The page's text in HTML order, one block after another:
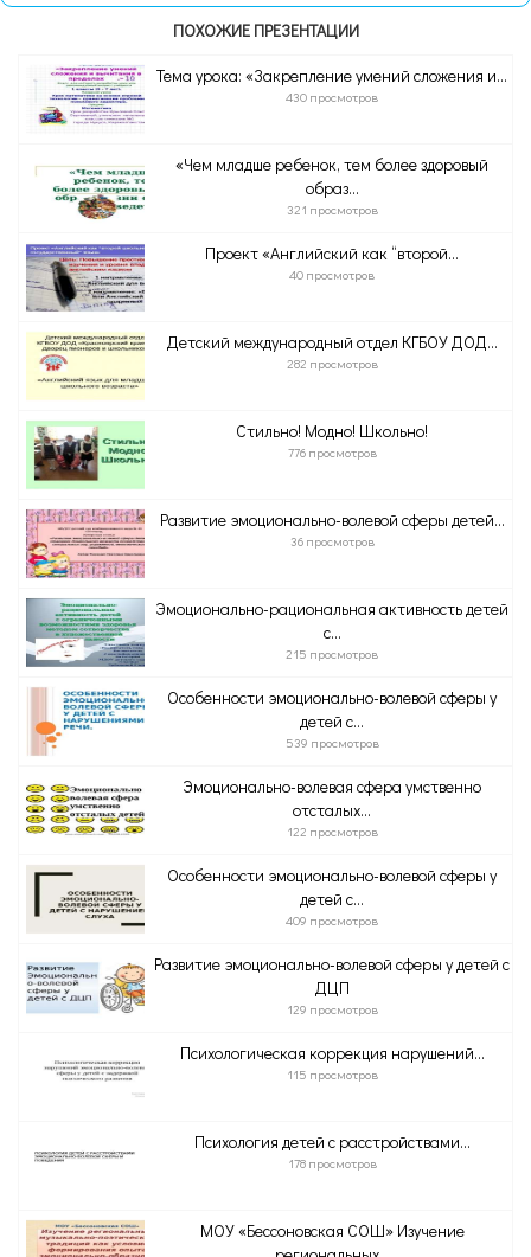
ПОХОЖИЕ ПРЕЗЕНТАЦИИ
Тема урока: «Закрепление умений сложения и...
430 просмотров
«Чем младше ребенок, тем более здоровый
образ...
321 просмотров
Проект «Английский как “второй...
40 просмотров
Детский международный отдел КГБОУ ДОД...
282 просмотров
Стильно! Модно! Школьно!
776 просмотров
Развитие эмоционально-волевой сферы детей...
36 просмотров
Эмоционально-рациональная активность детей
с...
215 просмотров
Особенности эмоционально-волевой сферы у
детей с...
539 просмотров
Эмоционально-волевая сфера умственно
отсталых...
122 просмотров
Особенности эмоционально-волевой сферы у
детей с...
409 просмотров
Развитие эмоционально-волевой сферы у детей с
ДЦП
129 просмотров
Психологическая коррекция нарушений...
115 просмотров
Психология детей с расстройствами...
178 просмотров
МОУ «Бессоновская СОШ» Изучение